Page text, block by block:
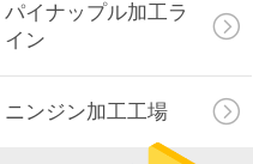
パイナップル加工ラ
イン
ニンジン加工工場